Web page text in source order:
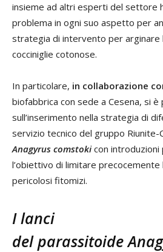
insieme ad altri esperti del settore
problema in ogni suo aspetto per
strategia di intervento per arginare
cocciniglie cotonose.
In particolare, in collaborazione
biofabbrica con sede a Cesena, si è
sull’inserimento nella strategia di
servizio tecnico del gruppo Riunite-
Anagyrus comstokicon introduzioni
l’obiettivo di limitare precocemente
pericolosi fitomizi.
I lanci
del parassitoide